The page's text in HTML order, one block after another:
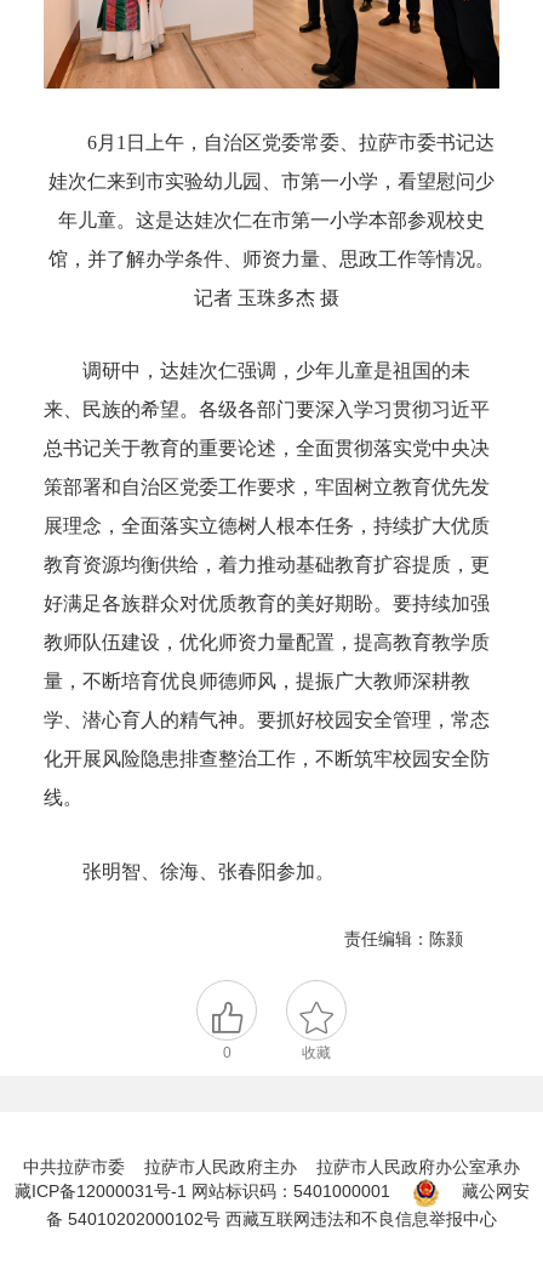
6月1日上午，自治区党委常委、拉萨市委书记达
娃次仁来到市实验幼儿园、市第一小学，看望慰问少
年儿童。这是达娃次仁在市第一小学本部参观校史
馆，并了解办学条件、师资力量、思政工作等情况。
记者 玉珠多杰 摄
调研中，达娃次仁强调，少年儿童是祖国的未
来、民族的希望。各级各部门要深入学习贯彻习近平
总书记关于教育的重要论述，全面贯彻落实党中央决
策部署和自治区党委工作要求，牢固树立教育优先发
展理念，全面落实立德树人根本任务，持续扩大优质
教育资源均衡供给，着力推动基础教育扩容提质，更
好满足各族群众对优质教育的美好期盼。要持续加强
教师队伍建设，优化师资力量配置，提高教育教学质
量，不断培育优良师德师风，提振广大教师深耕教
学、潜心育人的精气神。要抓好校园安全管理，常态
化开展风险隐患排查整治工作，不断筑牢校园安全防
线。
张明智、徐海、张春阳参加。
责任编辑：陈颢
0 收藏
中共拉萨市委 拉萨市人民政府主办 拉萨市人民政府办公室承办
藏ICP备12000031号-1 网站标识码：5401000001
藏公网安
备 54010202000102号 西藏互联网违法和不良信息举报中心